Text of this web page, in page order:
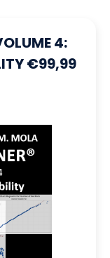
4:
€99,99